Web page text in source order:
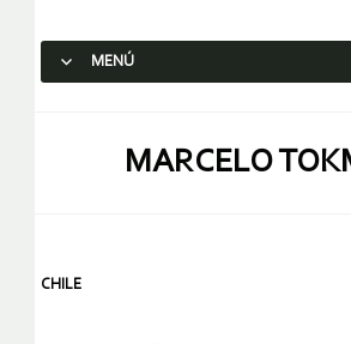
MENÚ
MARCELO
CHILE